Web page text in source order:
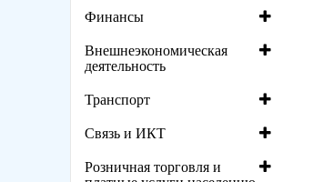
Финансы
Внешнеэкономическая
деятельность
Транспорт
Связь и ИКТ
Розничная торговля и